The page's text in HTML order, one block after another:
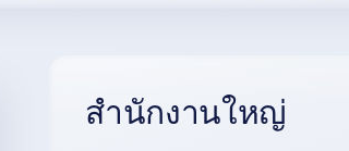
สำนักงานใหญ่